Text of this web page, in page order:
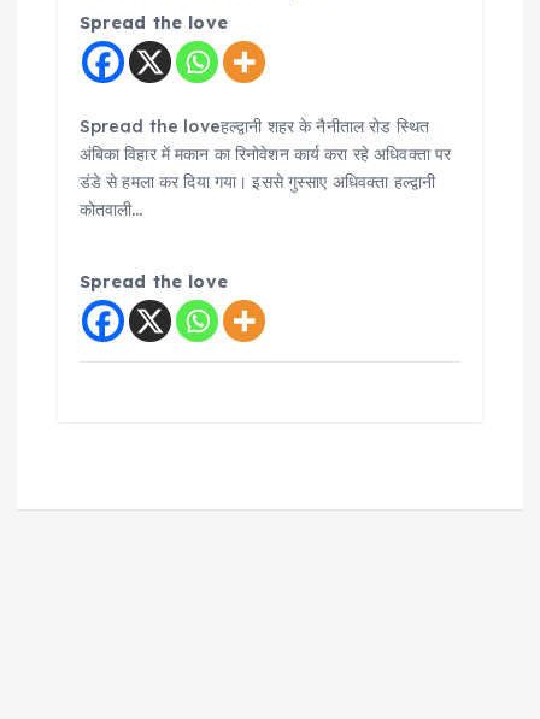
Spread the love
Spread the loveहल्द्वानी शहर के नैनीताल रोड स्थित
अंबिका विहार में मकान का रिनोवेशन कार्य करा रहे अधिवक्ता पर
डंडे से हमला कर दिया गया। इससे गुस्साए अधिवक्ता हल्द्वानी
कोतवाली…
Spread the love